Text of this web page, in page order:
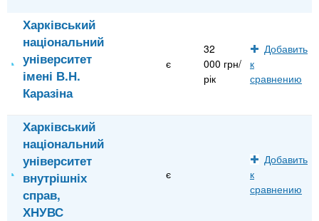
Харківський
національний
університет
імені В.Н.
Каразіна
є
32
000 грн/
рік
Добавить
к
сравнению
Харківський
національний
університет
внутрішніх
справ,
ХНУВС
є
Добавить
к
сравнению